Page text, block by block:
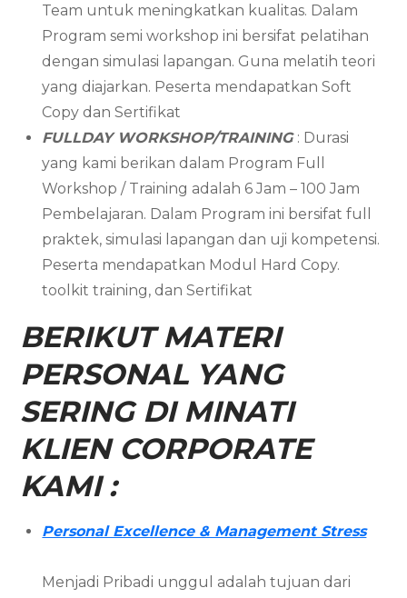
Team untuk meningkatkan kualitas. Dalam
Program semi workshop ini bersifat pelatihan
dengan simulasi lapangan. Guna melatih teori
yang diajarkan. Peserta mendapatkan Soft
Copy dan Sertifikat
FULLDAY WORKSHOP/TRAINING : Durasi
yang kami berikan dalam Program Full
Workshop / Training adalah 6 Jam – 100 Jam
Pembelajaran. Dalam Program ini bersifat full
praktek, simulasi lapangan dan uji kompetensi.
Peserta mendapatkan Modul Hard Copy.
toolkit training, dan Sertifikat
BERIKUT MATERI
PERSONAL YANG
SERING DI MINATI
KLIEN CORPORATE
KAMI :
Personal Excellence & Management Stress
Menjadi Pribadi unggul adalah tujuan dari